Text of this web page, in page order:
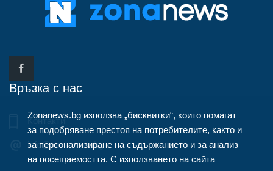
Връзка с нас
Контакти
info@zonanews.bg
Zonanews.bg използва „бисквитки“, които помагат
за подобряване престоя на потребителите, както и
за персонализиране на съдържанието и за анализ
на посещаемостта. С използването на сайта